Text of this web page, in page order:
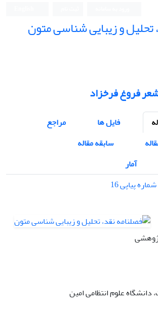
تحلیل و زیبایی شناسی متون
فروغ فرخزاد
فایل ها
مراجع
سابقه مقاله
آمار
دانشگاه علوم انتظامی امین